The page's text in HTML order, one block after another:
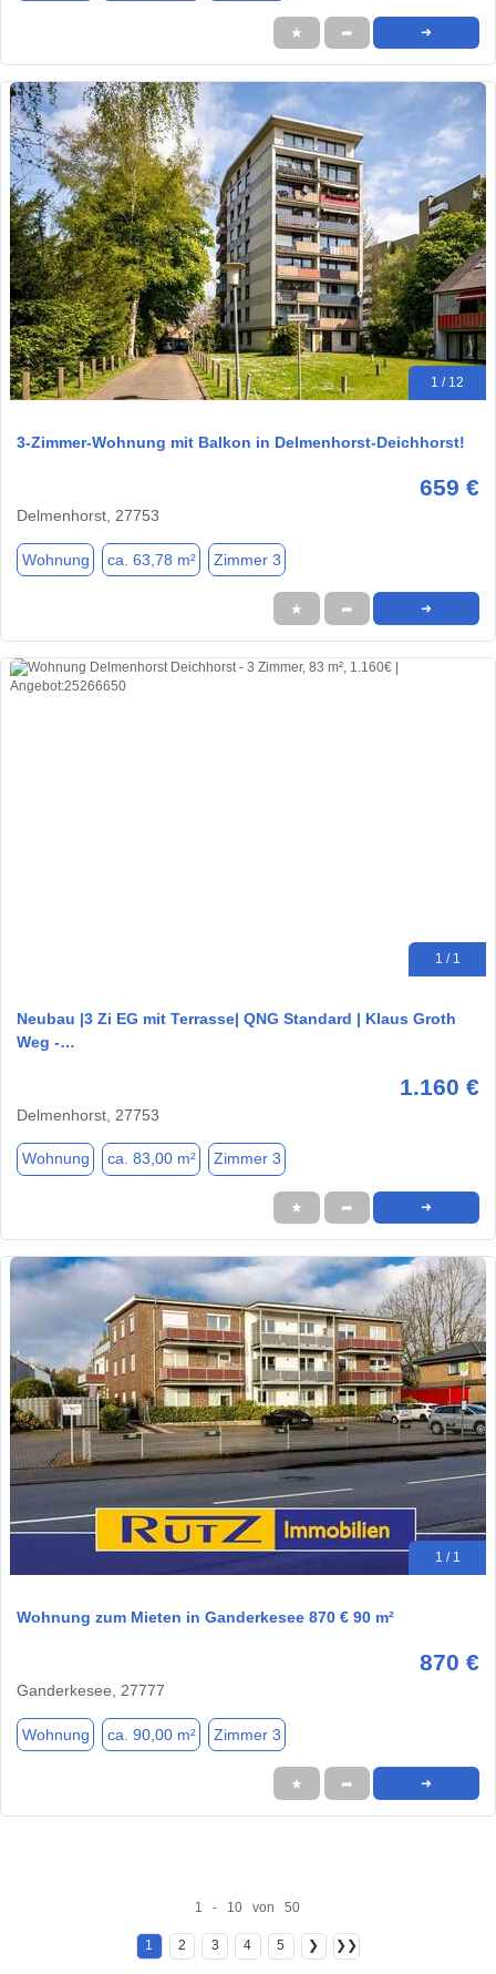
★ ➦ ➜
1 / 12
3-Zimmer-Wohnung mit Balkon in Delmenhorst-Deichhorst!
659 €
Delmenhorst, 27753
Wohnung ca. 63,78 m² Zimmer 3
★ ➦ ➜
1 / 1
Neubau |3 Zi EG mit Terrasse| QNG Standard | Klaus Groth
Weg -…
1.160 €
Delmenhorst, 27753
Wohnung ca. 83,00 m² Zimmer 3
★ ➦ ➜
1 / 1
Wohnung zum Mieten in Ganderkesee 870 € 90 m²
870 €
Ganderkesee, 27777
Wohnung ca. 90,00 m² Zimmer 3
★ ➦ ➜
1 - 10 von 50
1 2 3 4 5 ❯ ❯❯